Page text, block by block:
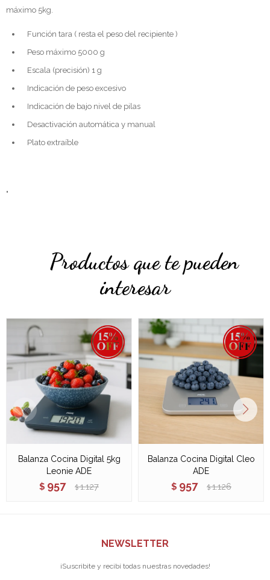
máximo 5kg.
Función tara ( resta el peso del recipiente )
Peso máximo 5000 g
Escala (precisión) 1 g
Indicación de peso excesivo
Indicación de bajo nivel de pilas
Desactivación automática y manual
Plato extraíble
"
Productos que te pueden
interesar
Balanza Cocina Digital 5kg
Leonie ADE
$ 957 $ 1.127
Balanza Cocina Digital Cleo
ADE
$ 957 $ 1.126
NEWSLETTER
¡Suscribite y recibí todas nuestras novedades!